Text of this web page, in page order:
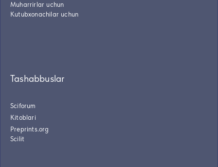
Muharrirlar uchun
Kutubxonachilar uchun
Tashabbuslar
Sciforum
Kitoblari
Preprints.org
Scilit